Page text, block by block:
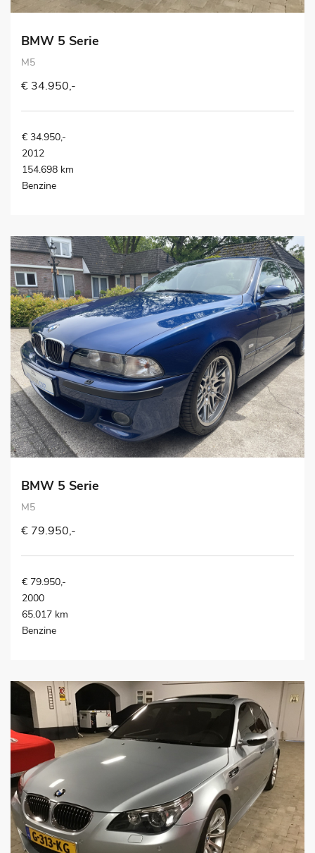
BMW 5 Serie
M5
€ 34.950,-
€ 34.950,-
2012
154.698 km
Benzine
BMW 5 Serie
M5
€ 79.950,-
€ 79.950,-
2000
65.017 km
Benzine